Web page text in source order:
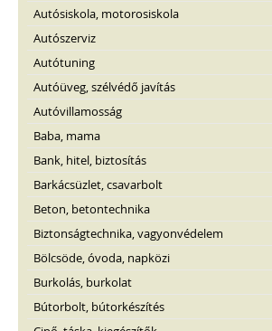
Autósiskola, motorosiskola
Autószerviz
Autótuning
Autóüveg, szélvédő javítás
Autóvillamosság
Baba, mama
Bank, hitel, biztosítás
Barkácsüzlet, csavarbolt
Beton, betontechnika
Biztonságtechnika, vagyonvédelem
Bölcsöde, óvoda, napközi
Burkolás, burkolat
Bútorbolt, bútorkészítés